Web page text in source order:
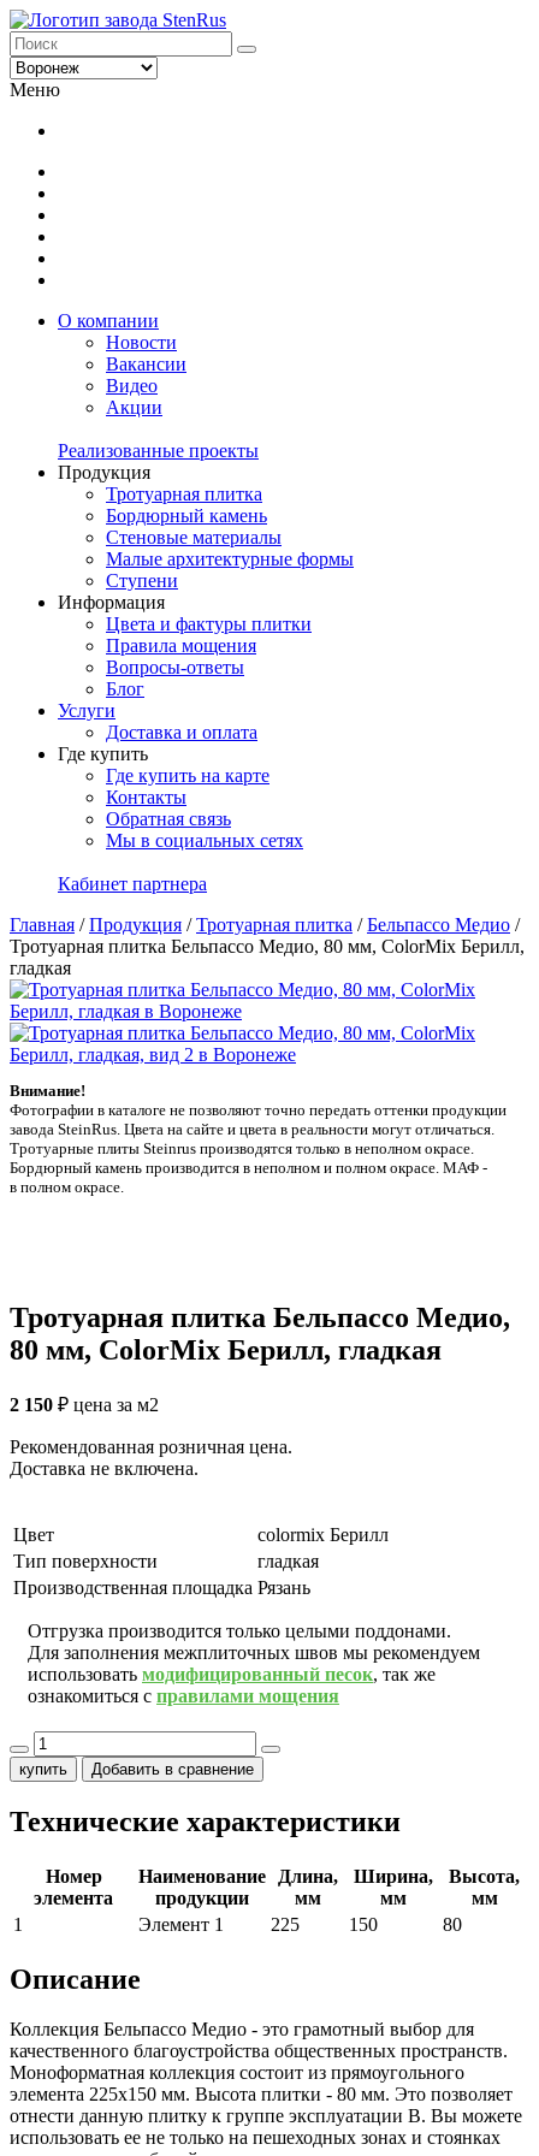
Меню
О компании
Новости
Вакансии
Видео
Акции
Реализованные проекты
Продукция
Тротуарная плитка
Бордюрный камень
Стеновые материалы
Малые архитектурные формы
Ступени
Информация
Цвета и фактуры плитки
Правила мощения
Вопросы-ответы
Блог
Услуги
Доставка и оплата
Где купить
Где купить на карте
Контакты
Обратная связь
Мы в социальных сетях
Кабинет партнера
Главная /Продукция /Тротуарная плитка /Бельпассо Медио /
Тротуарная плитка Бельпассо Медио, 80 мм, ColorMix Берилл,
гладкая
Внимание!
Фотографии в каталоге не позволяют точно передать оттенки продукции
заводa SteinRus. Цвета на сайте и цвета в реальности могут отличаться.
Тротуарные плиты Steinrus производятся только в неполном окрасе.
Бордюрный камень производится в неполном и полном окрасе. МАФ -
в полном окрасе.
Тротуарная плитка Бельпассо Медио,
80 мм, ColorMix Берилл, гладкая
2 150 ₽ цена за м2
Рекомендованная розничная цена.
Доставка не включена.
Цвет
colormix Берилл
Тип поверхности
гладкая
Производственная площадка Рязань
Отгрузка производится только целыми поддонами.
Для заполнения межплиточных швов мы рекомендуем
использовать модифицированный песок, так же
ознакомиться с правилами мощения
купить Добавить в сравнение
Технические характеристики
Номер
элемента
Наименование
продукции
Длина,
мм
Ширина,
мм
Высота,
мм
1
Элемент 1 225 150 80
Описание
Коллекция Бельпассо Медио - это грамотный выбор для
качественного благоустройства общественных пространств.
Моноформатная коллекция состоит из прямоугольного
элемента 225х150 мм. Высота плитки - 80 мм. Это позволяет
отнести данную плитку к группе эксплуатации В. Вы можете
использовать ее не только на пешеходных зонах и стоянках